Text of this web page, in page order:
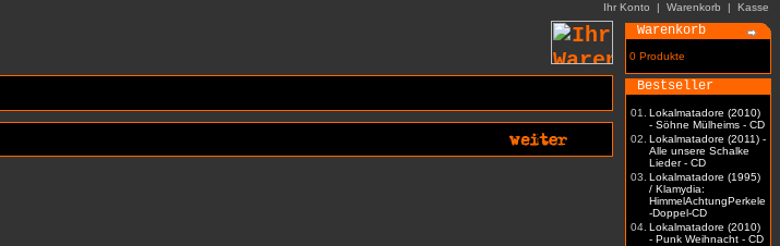
Ihr Konto | Warenkorb | Kasse
Warenkorb
0 Produkte
Bestseller
01.
Lokalmatadore (2010)
- Söhne Mülheims - CD
02. Lokalmatadore (2011) -
Alle unsere Schalke
Lieder - CD
03. Lokalmatadore (1995)
/ Klamydia:
HimmelAchtungPerkele
-Doppel-CD
04. Lokalmatadore (2010)
- Punk Weihnacht - CD